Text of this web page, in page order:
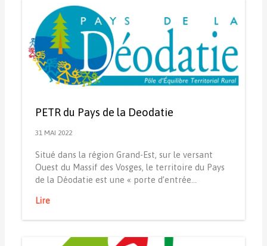
PETR du Pays de la Deodatie
31 MAI 2022
Situé dans la région Grand-Est, sur le versant
Ouest du Massif des Vosges, le territoire du Pays
de la Déodatie est une « porte d’entrée…
Lire